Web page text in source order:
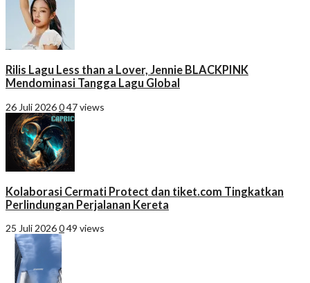
Rilis Lagu Less than a Lover, Jennie BLACKPINK
Mendominasi Tangga Lagu Global
26 Juli 2026047 views
Kolaborasi Cermati Protect dan tiket.com Tingkatkan
Perlindungan Perjalanan Kereta
25 Juli 2026049 views